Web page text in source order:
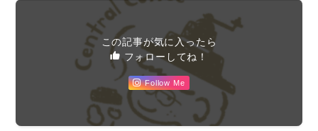
この記事が気に入ったら
フォローしてね！
Follow Me